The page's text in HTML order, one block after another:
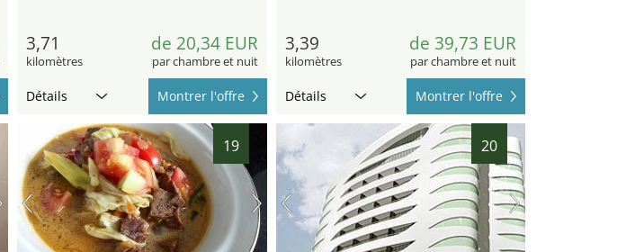
3,71
kilomètres
de 20,34 EUR
par chambre et nuit
Détails Montrer l'offre
3,39
kilomètres
de 39,73 EUR
par chambre et nuit
Détails Montrer l'offre
19 20